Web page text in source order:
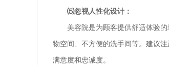
⑸忽视人性化设计：
美容院是为顾客提供舒适体验
物空间、不方便的洗手间等。建议
满意度和忠诚度。